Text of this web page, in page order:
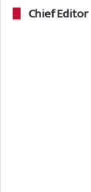
Chief Editor